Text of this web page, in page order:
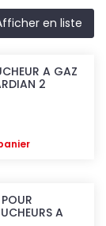
en liste
A GAZ
2
A